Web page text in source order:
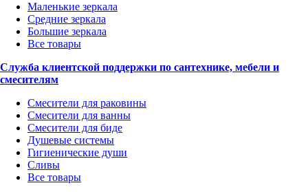
Маленькие зеркала
Средние зеркала
Большие зеркала
Все товары
Служба клиентской поддержки по сантехнике, мебели и
смесителям
Смесители для раковины
Смесители для ванны
Смесители для биде
Душевые системы
Гигиенические души
Сливы
Все товары